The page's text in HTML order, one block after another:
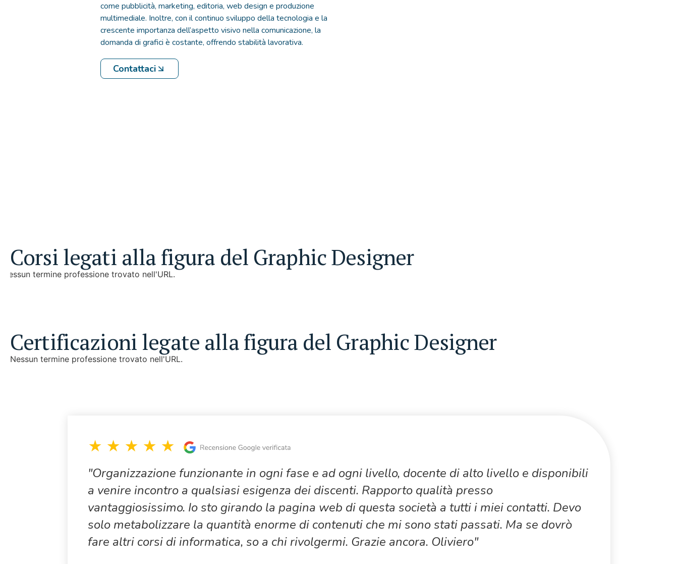
come pubblicità, marketing, editoria, web design e produzione
multimediale. Inoltre, con il continuo sviluppo della tecnologia e la
crescente importanza dell’aspetto visivo nella comunicazione, la
domanda di grafici è costante, offrendo stabilità lavorativa.
Contattaci
Corsi legati alla figura del Graphic Designer
Nessun termine professione trovato nell'URL.
Certificazioni legate alla figura del Graphic Designer
Nessun termine professione trovato nell'URL.
"Organizzazione funzionante in ogni fase e ad ogni livello, docente di alto livello e disponibili
a venire incontro a qualsiasi esigenza dei discenti. Rapporto qualità presso
vantaggiosissimo. Io sto girando la pagina web di questa società a tutti i miei contatti. Devo
solo metabolizzare la quantità enorme di contenuti che mi sono stati passati. Ma se dovrò
fare altri corsi di informatica, so a chi rivolgermi. Grazie ancora. Oliviero"